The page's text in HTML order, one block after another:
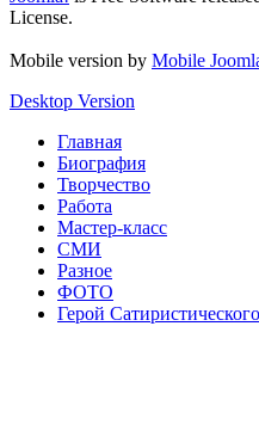
License.
Mobile version by Mobile
Desktop Version
Главная
Биография
Творчество
Работа
Мастер-класс
СМИ
Разное
ФОТО
Герой